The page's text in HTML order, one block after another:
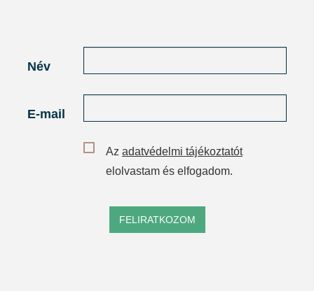
Név
E-mail
Az adatvédelmi tájékoztatót
elolvastam és elfogadom.
FELIRATKOZOM